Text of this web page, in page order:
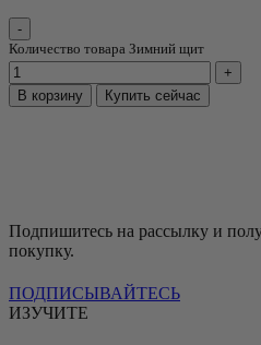
Количество товара Зимний щит
В корзину Купить сейчас
Подпишитесь на рассылку и
покупку.
ПОДПИСЫВАЙТЕСЬ
ИЗУЧИТЕ